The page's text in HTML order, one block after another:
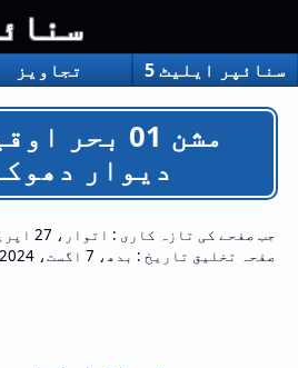
تجاویز سنائپر ایلیٹ 5
مشن 01
دیوار
جب صفحے کی تازہ کاری : اتوار، 27 اپریل، 2025
صفحہ تخلیق تاریخ : بدھ، 7 اگست، 2024